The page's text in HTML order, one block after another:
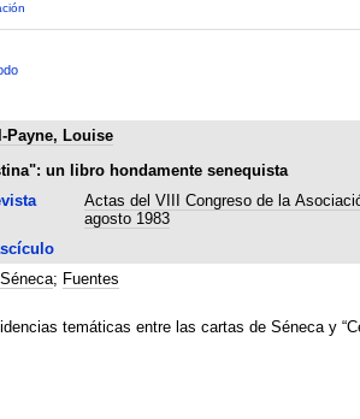
Payne, Louise
un libro hondamente senequista
Actas del VIII Congreso de la
agosto 1983
Séneca; Fuentes
temáticas entre las cartas de Séneca y